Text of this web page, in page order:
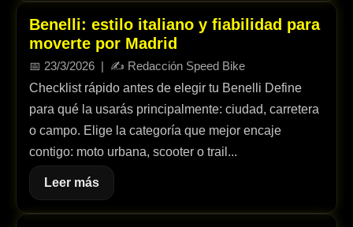
Benelli: estilo italiano y fiabilidad para
moverte por Madrid
📅 23/3/2026 | ✍️ Redacción Speed Bike
Checklist rápido antes de elegir tu Benelli Define
para qué la usarás principalmente: ciudad, carretera
o campo. Elige la categoría que mejor encaje
contigo: moto urbana, scooter o trail...
Leer más